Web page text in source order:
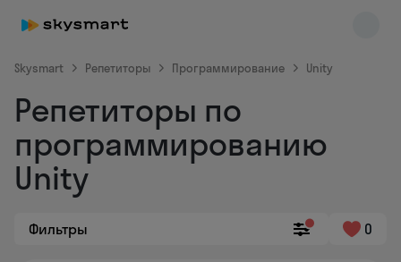
Skysmart Репетиторы Программирование Unity
Репетиторы по
программированию
Unity
Фильтры 0
Skysmart Chat